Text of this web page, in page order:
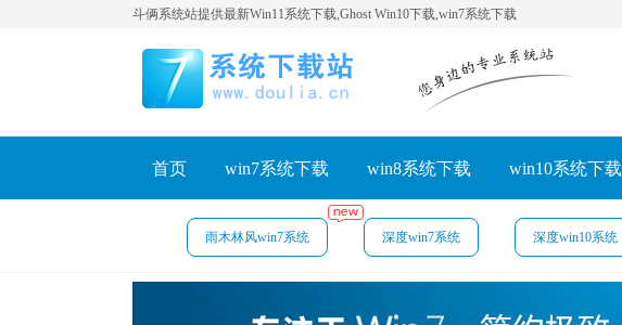
斗俩系统站提供最新Win11系统下载,Ghost Win10下载,win7系统下载
首页 win7系统下载 win8系统下载 win10系统下载
雨木林风win7系统 深度win7系统 深度win10系统